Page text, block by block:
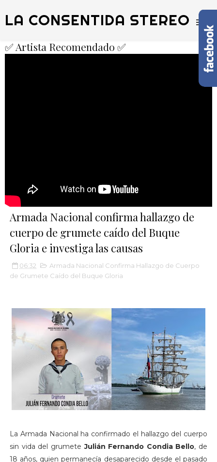
LA CONSENTIDA STEREO
✅ Artista Recomendado ✅
Armada Nacional confirma hallazgo de
cuerpo de grumete caído del Buque
Gloria e investiga las causas
06:32
Armada Nacional Confirma Hallazgo de Cuerpo
de Grumete Caído del Buque Gloria
La Armada Nacional ha confirmado el hallazgo del cuerpo
sin vida del grumeteJulián Fernando Condia Bello, de
18 años, quien permanecía desaparecido desde el pasado